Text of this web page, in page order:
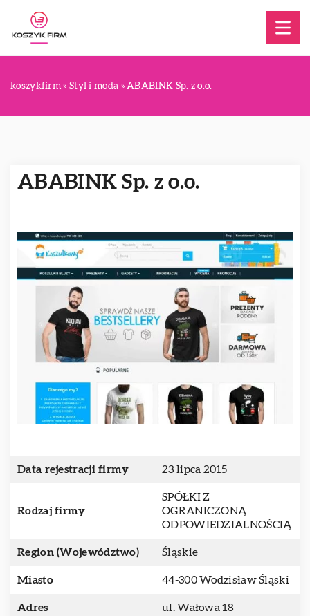
koszykfirm » Styl i moda »ABABINK Sp. z o.o.
ABABINK Sp. z o.o.
Data rejestracji firmy 23 lipca 2015
Rodzaj firmy
SPÓŁKI Z
OGRANICZONĄ
ODPOWIEDZIALNOŚCIĄ
Region (Województwo) Śląskie
Miasto 44-300 Wodzisław Śląski
Adres ul. Wałowa 18